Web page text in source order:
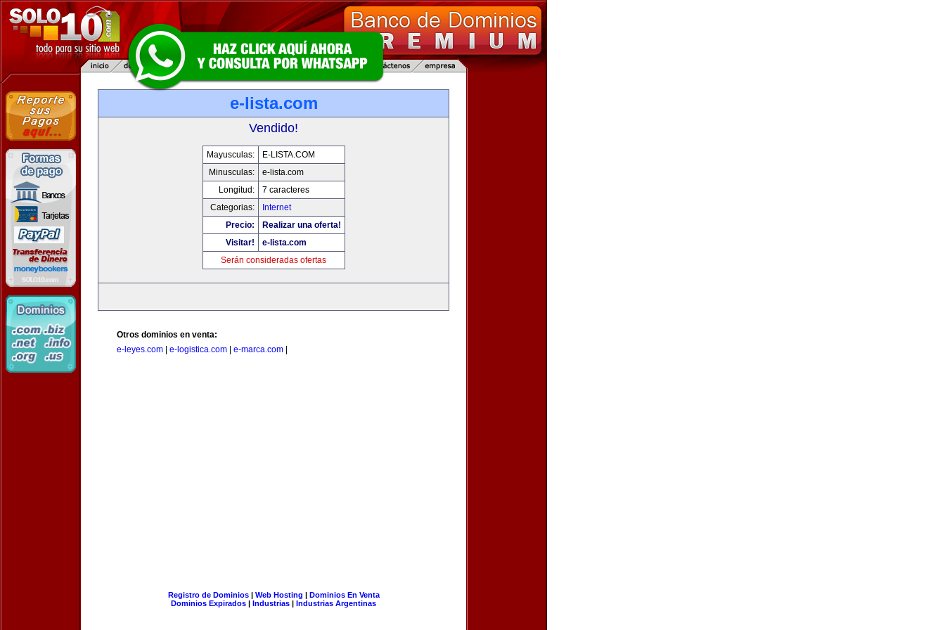
e-lista.com
Vendido!
Mayusculas:
E-LISTA.COM
Minusculas:
e-lista.com
Longitud:
7 caracteres
Categorias:
Internet
Precio:
Realizar una oferta!
Visitar!
e-lista.com
Serán consideradas ofertas
Otros dominios en venta:
e-leyes.com
e-logistica.com e-marca.com
Registro de Dominios| Web Hosting | Dominios En Venta
Dominios Expirados | Industrias | Industrias Argentinas